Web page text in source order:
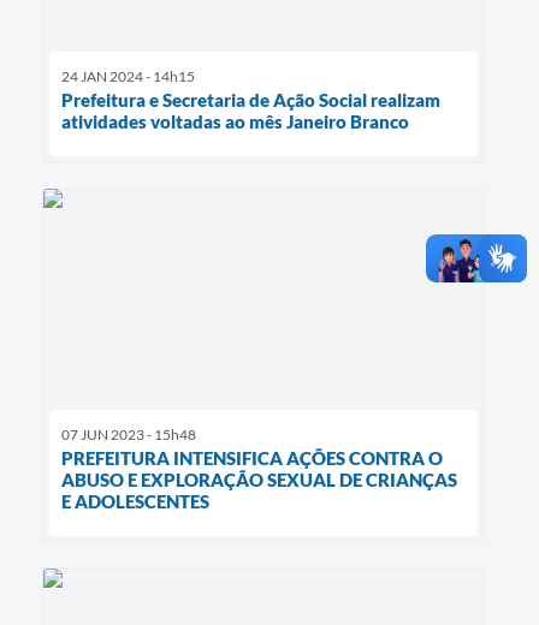
24 JAN 2024 - 14h15
Prefeitura e Secretaria de Ação Social realizam
atividades voltadas ao mês Janeiro Branco
07 JUN 2023 - 15h48
PREFEITURA INTENSIFICA AÇÕES CONTRA O
ABUSO E EXPLORAÇÃO SEXUAL DE CRIANÇAS
E ADOLESCENTES